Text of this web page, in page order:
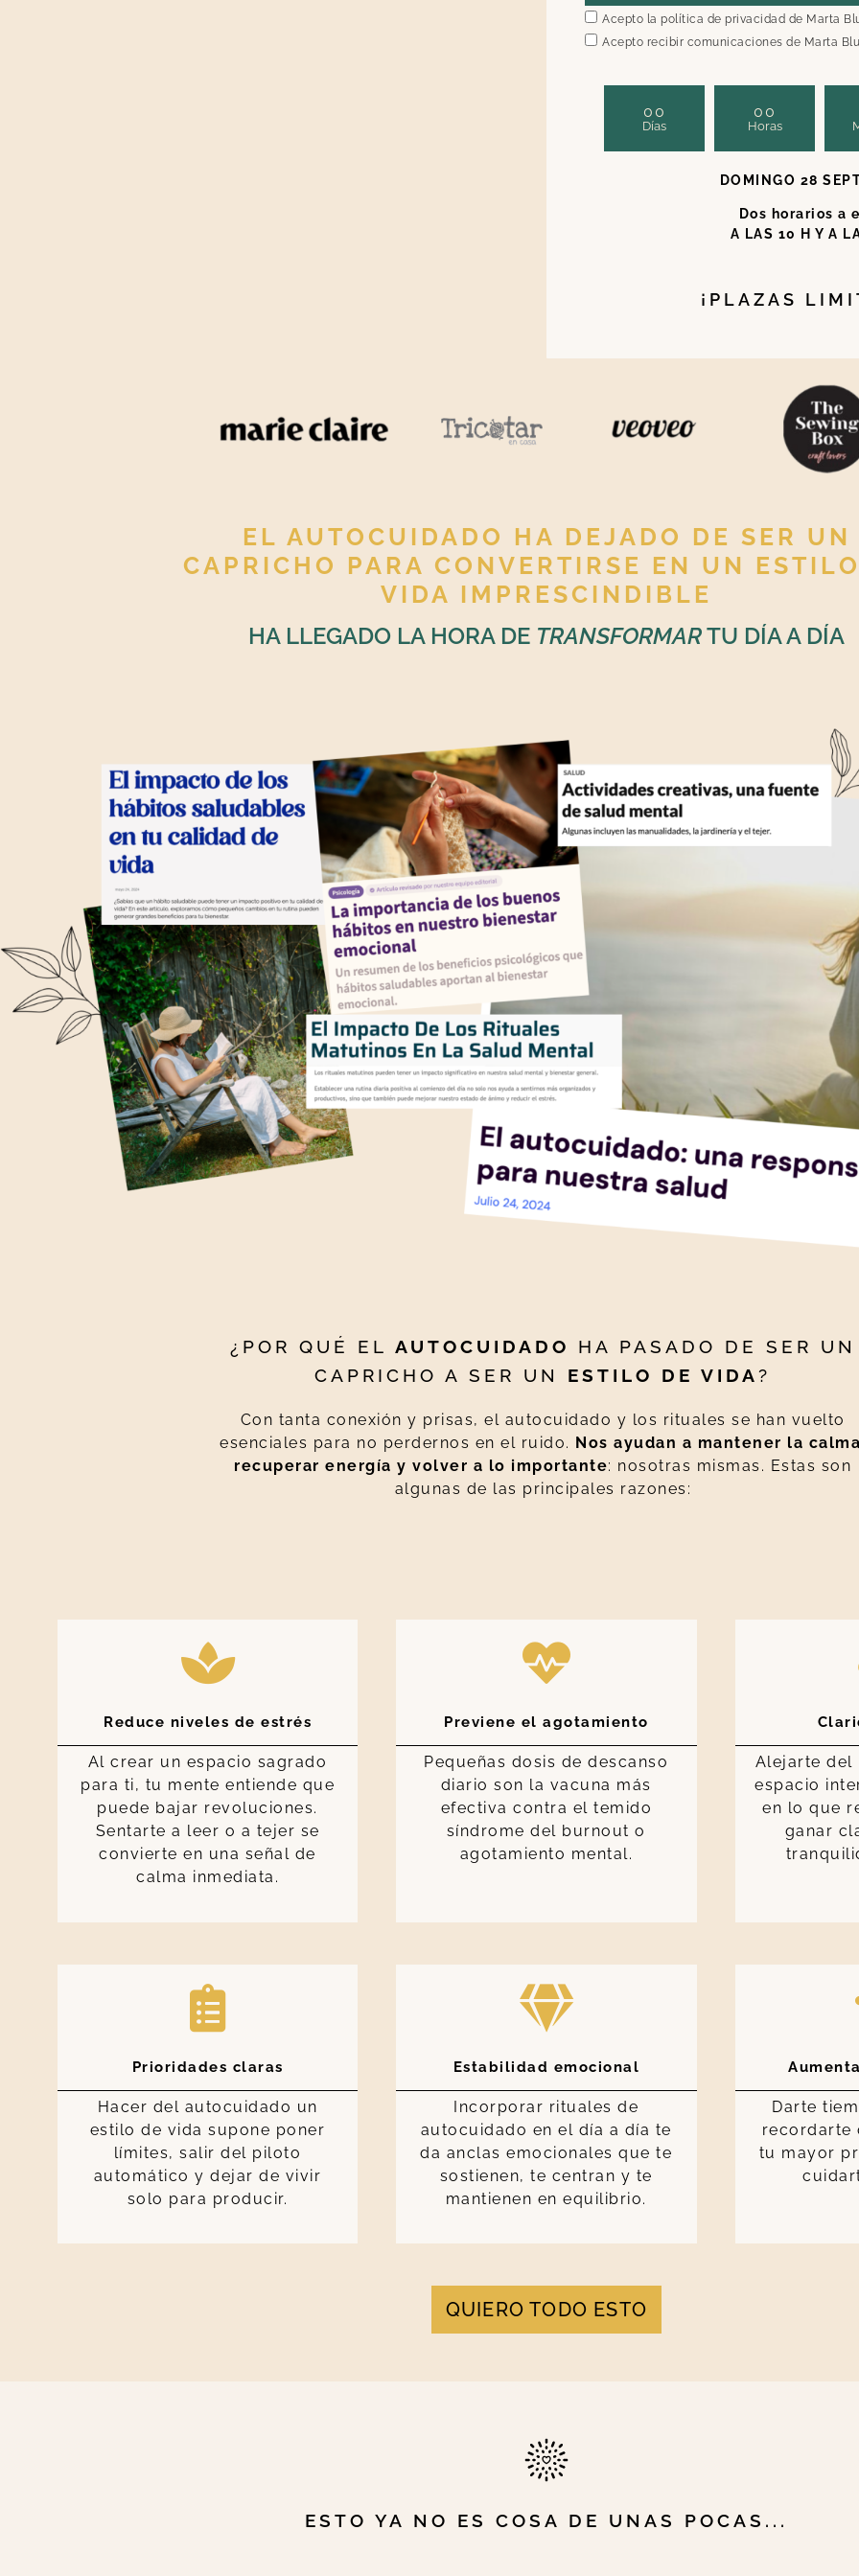
Acepto la política de privacidad de Marta
Acepto recibir comunicaciones de Marta
00
Días
00
Horas
DOMINGO 28
Dos horarios a
A LAS 10 H Y A
¡PLAZAS
EL AUTOCUIDADO HA DEJADO DE SER UN
CAPRICHO PARA CONVERTIRSE EN UN
VIDA IMPRESCINDIBLE
HA LLEGADO LA HORA DE TRANSFORMARTU DÍA A DÍA
¿POR QUÉ EL AUTOCUIDADO
HA PASADO DE SER UN
CAPRICHO A SER UN ESTILO DE VIDA?
Con tanta conexión y prisas, el autocuidado y los rituales se han vuelto
esenciales para no perdernos en el ruido. Nos ayudan a mantener la
recuperar energía y volver a lo importante: nosotras mismas. Estas son
algunas de las principales razones:
Reduce niveles de estrés
Al crear un espacio sagrado
para ti, tu mente entiende que
puede bajar revoluciones.
Sentarte a leer o a tejer se
convierte en una señal de
calma inmediata.
Previene el agotamiento
Pequeñas dosis de descanso
diario son la vacuna más
efectiva contra el temido
síndrome del burnout o
agotamiento mental.
Alejarte del
espacio
en lo que
ganar
Prioridades claras
Hacer del autocuidado un
estilo de vida supone poner
límites, salir del piloto
automático y dejar de vivir
solo para producir.
Estabilidad emocional
Incorporar rituales de
autocuidado en el día a día te
da anclas emocionales que te
sostienen, te centran y te
mantienen en equilibrio.
Darte
recordarte
tu mayor
QUIERO TODO ESTO
ESTO YA NO ES COSA DE UNAS POCAS...